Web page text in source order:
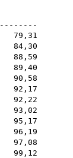
79,31
84,30
88,59
89,40
90,58
92,17
92,22
93,02
95,17
96,19
97,08
99,12